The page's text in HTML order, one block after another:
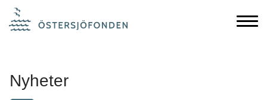
Nyheter